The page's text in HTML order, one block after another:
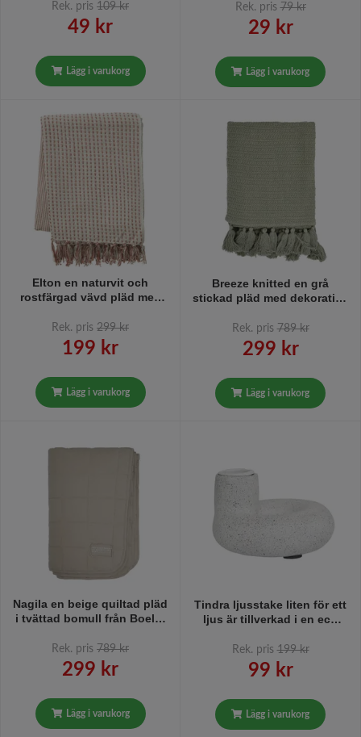
Rek. pris 109 kr
49 kr
Lägg i varukorg
Rek. pris 79 kr
29 kr
Lägg i varukorg
Elton en naturvit och
rostfärgad vävd pläd med
Svanefors, mått 125 x 150
cm
Rek. pris 299 kr
199 kr
Lägg i varukorg
Breeze knitted en grå
stickad pläd med dekorativa
Jan, mått 120 x 150 cm.
Rek. pris 789 kr
299 kr
Lägg i varukorg
Nagila en beige quiltad pläd
i tvättad bomull från Boel &
Rek. pris 789 kr
299 kr
Lägg i varukorg
Tindra ljusstake liten för ett
ljus är tillverkad i en eco
kåda och överblivet papper
som ger en fin känsla av
hantverk från Boel & Jan i
Rek. pris 199 kr
99 kr
Lägg i varukorg